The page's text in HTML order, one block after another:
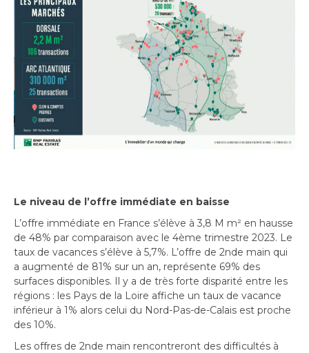
Le niveau de l’offre immédiate en baisse
L’offre immédiate en France s’élève à 3,8 M m² en hausse
de 48% par comparaison avec le 4ème trimestre 2023. Le
taux de vacances s’élève à 5,7%. L’offre de 2nde main qui
a augmenté de 81% sur un an, représente 69% des
surfaces disponibles. Il y a de très forte disparité entre les
régions : les Pays de la Loire affiche un taux de vacance
inférieur à 1% alors celui du Nord-Pas-de-Calais est proche
des 10%.
Les offres de 2nde main rencontreront des difficultés à